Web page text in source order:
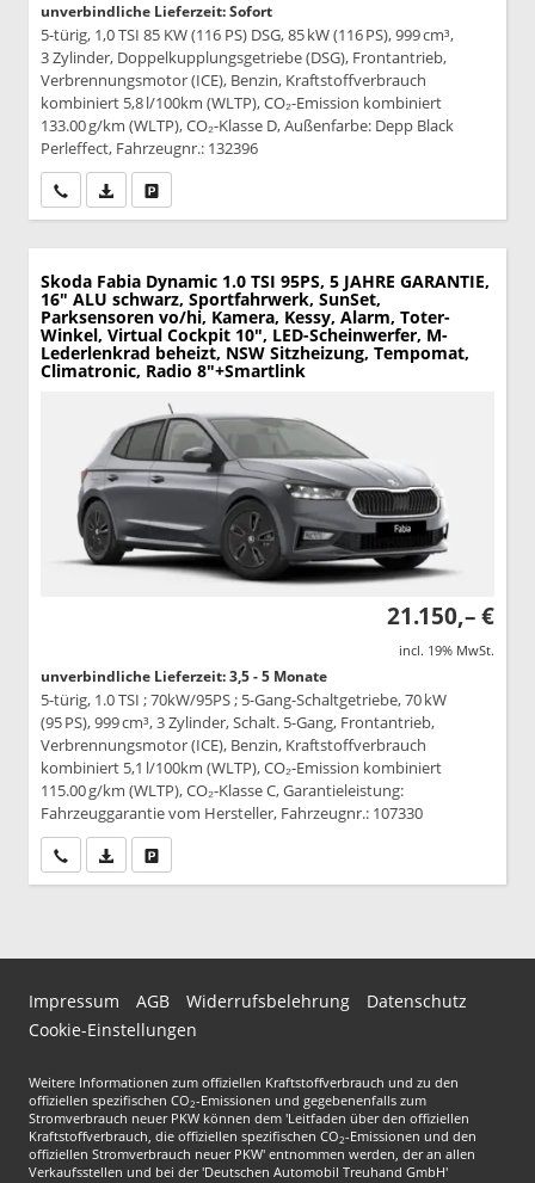
unverbindliche Lieferzeit: Sofort
5-türig, 1,0 TSI 85 KW (116 PS) DSG, 85 kW (116 PS), 999 cm³,
3 Zylinder, Doppelkupplungsgetriebe (DSG), Frontantrieb,
Verbrennungsmotor (ICE), Benzin, Kraftstoffverbrauch
kombiniert 5,8 l/100km (WLTP), CO₂-Emission kombiniert
133.00 g/km (WLTP), CO₂-Klasse D, Außenfarbe: Depp Black
Perleffect, Fahrzeugnr.: 132396
Wir rufen Sie anPDF-Datei, Fahrzeugexposé drucken
Skoda Fabia Dynamic 1.0 TSI 95PS, 5 JAHRE GARANTIE,
16" ALU schwarz, Sportfahrwerk, SunSet,
Parksensoren vo/hi, Kamera, Kessy, Alarm, Toter-
Winkel, Virtual Cockpit 10", LED-Scheinwerfer, M-
Lederlenkrad beheizt, NSW Sitzheizung, Tempomat,
Climatronic, Radio 8"+Smartlink
21.150,– €
incl. 19% MwSt.
unverbindliche Lieferzeit: 3,5 - 5 Monate
5-türig, 1.0 TSI ; 70kW/95PS ; 5-Gang-Schaltgetriebe, 70 kW
(95 PS), 999 cm³, 3 Zylinder, Schalt. 5-Gang, Frontantrieb,
Verbrennungsmotor (ICE), Benzin, Kraftstoffverbrauch
kombiniert 5,1 l/100km (WLTP), CO₂-Emission kombiniert
115.00 g/km (WLTP), CO₂-Klasse C, Garantieleistung:
Fahrzeuggarantie vom Hersteller, Fahrzeugnr.: 107330
Wir rufen Sie anPDF-Datei, Fahrzeugexposé drucken
Impressum AGB Widerrufsbelehrung
Datenschutz
Cookie-Einstellungen
Weitere Informationen zum offiziellen Kraftstoffverbrauch und zu den
offiziellen spezifischen CO2-Emissionen und gegebenenfalls zum
Stromverbrauch neuer PKW können dem 'Leitfaden über den offiziellen
Kraftstoffverbrauch, die offiziellen spezifischen CO2-Emissionen und den
offiziellen Stromverbrauch neuer PKW' entnommen werden, der an allen
Verkaufsstellen und bei der 'Deutschen Automobil Treuhand GmbH'